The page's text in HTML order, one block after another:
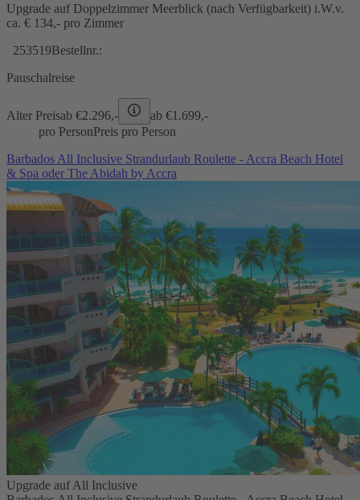
Upgrade auf Doppelzimmer Meerblick (nach Verfügbarkeit) i.W.v.
ca. € 134,- pro Zimmer
253519Bestellnr.:
Pauschalreise
Alter Preisab €2.296,- ab €1.699,-
pro PersonPreis pro Person
Barbados All Inclusive Strandurlaub Roulette - Accra Beach Hotel
& Spa oder The Abidah by Accra
Upgrade auf All Inclusive